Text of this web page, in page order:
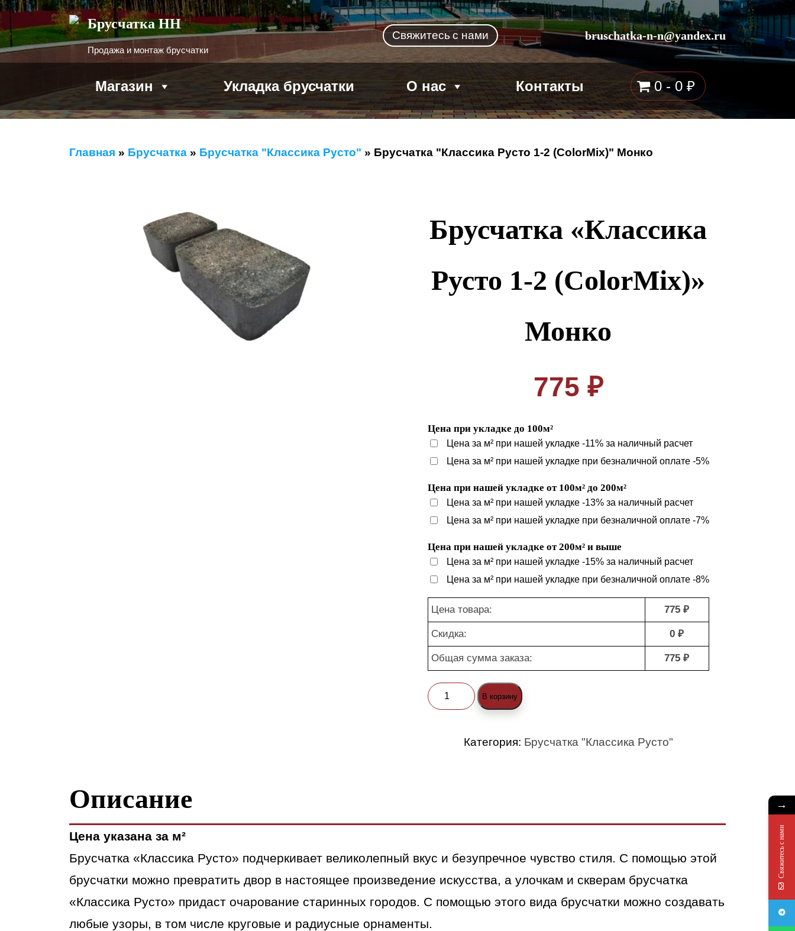
Брусчатка НН
Продажа и монтаж брусчатки
Свяжитесьс нами bruschatka-n-n@yandex.ru
Магазин Укладка брусчатки О нас Контакты 0 -0 ₽
Главная » Брусчатка » Брусчатка "Классика Русто" » Брусчатка "Классика Русто 1-2 (ColorMix)" Монко
Брусчатка «Классика
Русто 1-2 (ColorMix)»
Монко
775 ₽
Цена при укладке до 100м²
Цена за м² при нашей укладке -11% за наличный расчет
Цена за м² при нашей укладке при безналичной оплате -5%
Цена при нашей укладке от 100м² до 200м²
Цена за м² при нашей укладке -13% за наличный расчет
Цена за м² при нашей укладке при безналичной оплате -7%
Цена при нашей укладке от 200м² и выше
Цена за м² при нашей укладке -15% за наличный расчет
Цена за м² при нашей укладке при безналичной оплате -8%
Цена товара: 775 ₽
Скидка: 0 ₽
Общая сумма заказа: 775 ₽
Количество
товара
Монко
В корзину
Категория: Брусчатка "Классика Русто"
Описание
Цена указана за м²
Брусчатка «Классика Русто» подчеркивает великолепный вкус и безупречное чувство стиля. С помощью этой
брусчатки можно превратить двор в настоящее произведение искусства, а улочкам и скверам брусчатка
«Классика Русто» придаст очарование старинных городов. С помощью этого вида брусчатки можно создавать
любые узоры, в том числе круговые и радиусные орнаменты.
→
Свяжитесь с нами